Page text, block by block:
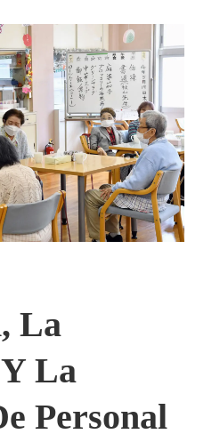
La
La
Personal